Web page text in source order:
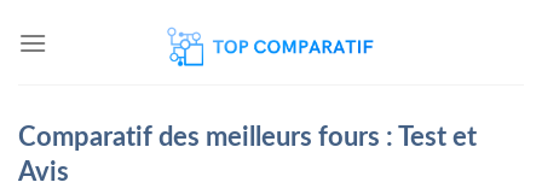
Comparatif des meilleurs fours : Test et
Avis